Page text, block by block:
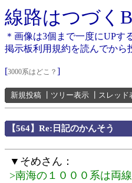
線路はつづく
＊画像は3個まで一度にUPす
掲示板利用規約を読んでから
[3000系はどこ？ ]
新規投稿 ツリー表示 スレッド
【564】Re:日記のかんそう
▼そめさん：
>南海の１０００系は両